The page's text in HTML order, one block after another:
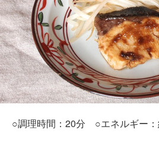
○調理時間：20分 ○エネルギー